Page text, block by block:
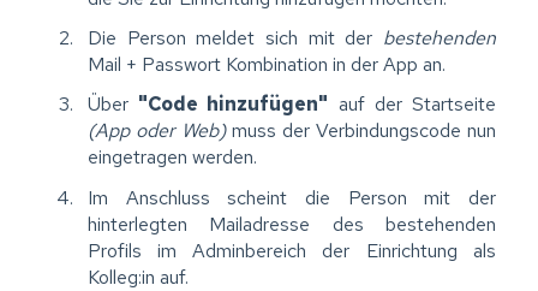
Die Person meldet sich mit der bestehenden
Mail + Passwort Kombination in der App an.
Über "Code hinzufügen" auf der Startseite
(App oder Web)muss der Verbindungscode nun
eingetragen werden.
Im Anschluss scheint die Person mit der
hinterlegten Mailadresse des bestehenden
Profils im Adminbereich der Einrichtung als
Kolleg:in auf.